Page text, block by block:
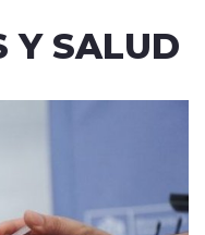
Y SALUD